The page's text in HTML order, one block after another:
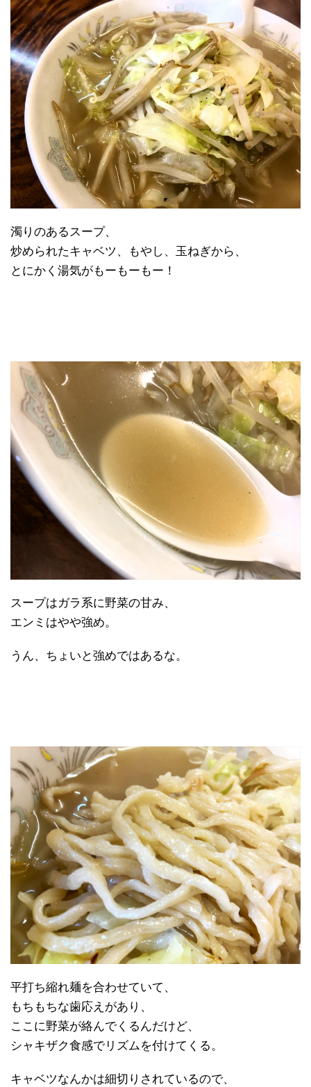
濁りのあるスープ、
炒められたキャベツ、もやし、玉ねぎから、
とにかく湯気がもーもーもー！
スープはガラ系に野菜の甘み、
エンミはやや強め。
うん、ちょいと強めではあるな。
平打ち縮れ麺を合わせていて、
もちもちな歯応えがあり、
ここに野菜が絡んでくるんだけど、
シャキザク食感でリズムを付けてくる。
キャベツなんかは細切りされているので、